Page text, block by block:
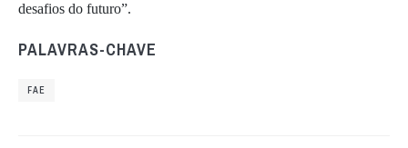
desafios do futuro”.
PALAVRAS-CHAVE
FAE